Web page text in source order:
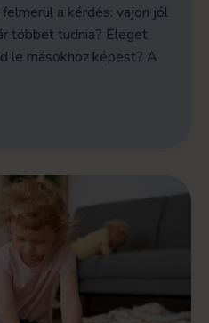
a kérdés: vajon jól
többet tudnia? Eleget
le másokhoz képest? A